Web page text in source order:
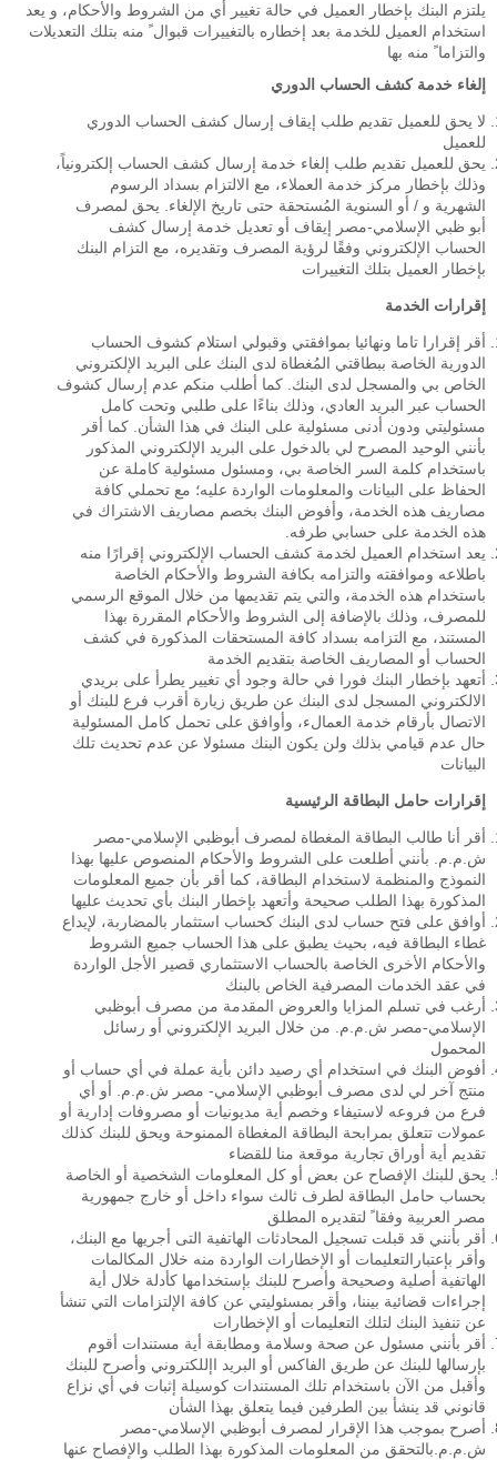
يلتزم البنك بإخطار العميل في حالة تغيير أي من الشروط والأحكام، و يعد
استخدام العميل للخدمة بعد إخطاره بالتغييرات قبوال ً منه بتلك التعديلات
والتزاما ً منه بها
إلغاء خدمة كشف الحساب الدوري
لا يحق للعميل تقديم طلب إيقاف إرسال كشف الحساب الدوري
للعميل
يحق للعميل تقديم طلب إلغاء خدمة إرسال كشف الحساب إلكترونياً،
وذلك بإخطار مركز خدمة العملاء، مع الالتزام بسداد الرسوم
الشهرية و / أو السنوية المُستحقة حتى تاريخ الإلغاء. يحق لمصرف
أبو ظبي الإسلامي-مصر إيقاف أو تعديل خدمة إرسال كشف
الحساب الإلكتروني وفقًا لرؤية المصرف وتقديره، مع التزام البنك
بإخطار العميل بتلك التغييرات
إقرارات الخدمة
أقر إقرارا تاما ونهائيا بموافقتي وقبولي استلام كشوف الحساب
الدورية الخاصة ببطاقتي المُغطاة لدى البنك على البريد الإلكتروني
الخاص بي والمسجل لدى البنك. كما أطلب منكم عدم إرسال كشوف
الحساب عبر البريد العادي، وذلك بناءًا على طلبي وتحت كامل
مسئوليتي ودون أدنى مسئولية على البنك في هذا الشأن. كما أقر
بأنني الوحيد المصرح لي بالدخول على البريد الإلكتروني المذكور
باستخدام كلمة السر الخاصة بي، ومسئول مسئولية كاملة عن
الحفاظ على البيانات والمعلومات الواردة عليه؛ مع تحملي كافة
مصاريف هذه الخدمة، وأفوض البنك بخصم مصاريف الاشتراك في
هذه الخدمة على حسابي طرفه.
يعد استخدام العميل لخدمة كشف الحساب الإلكتروني إقرارًا منه
باطلاعه وموافقته والتزامه بكافة الشروط والأحكام الخاصة
باستخدام هذه الخدمة، والتي يتم تقديمها من خلال الموقع الرسمي
للمصرف، وذلك بالإضافة إلى الشروط والأحكام المقررة بهذا
المستند، مع التزامه بسداد كافة المستحقات المذكورة في كشف
الحساب أو المصاريف الخاصة بتقديم الخدمة
أتعهد بإخطار البنك فورا في حالة وجود أي تغيير يطرأ على بريدي
الالكتروني المسجل لدى البنك عن طريق زيارة أقرب فرع للبنك أو
الاتصال بأرقام خدمة العمالء، وأوافق على تحمل كامل المسئولية
حال عدم قيامي بذلك ولن يكون البنك مسئولا عن عدم تحديث تلك
البيانات
إقرارات حامل البطاقة الرئيسية
أقر أنا طالب البطاقة المغطاة لمصرف أبوظبي الإسلامي-مصر
ش.م.م. بأنني أطلعت على الشروط والأحكام المنصوص عليها بهذا
النموذج والمنظمة لاستخدام البطاقة، كما أقر بأن جميع المعلومات
المذكورة بهذا الطلب صحيحة وأتعهد بإخطار البنك بأي تحديث عليها
أوافق على فتح حساب لدى البنك كحساب استثمار بالمضاربة، لإيداع
غطاء البطاقة فيه، بحيث يطبق على هذا الحساب جميع الشروط
والأحكام الأخرى الخاصة بالحساب الاستثماري قصير الأجل الواردة
في عقد الخدمات المصرفية الخاص بالبنك
أرغب في تسلم المزايا والعروض المقدمة من مصرف أبوظبي
الإسلامي-مصر ش.م.م. من خلال البريد الإلكتروني أو رسائل
المحمول
أفوض البنك في استخدام أي رصيد دائن بأية عملة في أي حساب أو
منتج آخر لي لدى مصرف أبوظبي الإسلامي- مصر ش.م.م. أو أي
فرع من فروعه لاستيفاء وخصم أية مديونيات أو مصروفات إدارية أو
عمولات تتعلق بمرابحة البطاقة المغطاة الممنوحة ويحق للبنك كذلك
تقديم أية أوراق تجارية موقعة منا للقضاء
يحق للبنك الإفصاح عن بعض أو كل المعلومات الشخصية أو الخاصة
بحساب حامل البطاقة لطرف ثالث سواء داخل أو خارج جمهورية
مصر العربية وفقا ً لتقديره المطلق
أقر بأنني قد قبلت تسجيل المحادثات الهاتفية التى أجريها مع البنك،
وأقر بإعتبارالتعليمات أو الإخطارات الواردة منه خلال المكالمات
الهاتفية أصلية وصحيحة وأصرح للبنك بإستخدامها كأدلة خلال أية
إجراءات قضائية بيننا، وأقر بمسئوليتي عن كافة الإلتزامات التي تنشأ
عن تنفيذ البنك لتلك التعليمات أو الإخطارات
أقر بأنني مسئول عن صحة وسلامة ومطابقة أية مستندات أقوم
بإرسالها للبنك عن طريق الفاكس أو البريد اإللكتروني وأصرح للبنك
وأقبل من الآن باستخدام تلك المستندات كوسيلة إثبات في أي نزاع
قانوني قد ينشأ بين الطرفين فيما يتعلق بهذا الشأن
أصرح بموجب هذا الإقرار لمصرف أبوظبي الإسلامي-مصر
ش.م.م.بالتحقق من المعلومات المذكورة بهذا الطلب والإفصاح عنها